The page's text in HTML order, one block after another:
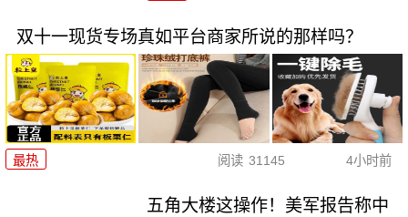
双十一现货专场真如平台商家所说的那样吗？
最热 阅读 31145 4小时前
五角大楼这操作！美军报告称中